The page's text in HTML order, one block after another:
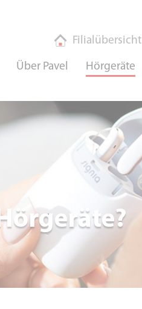
Filialübersicht
Über Pavel Hörgeräte